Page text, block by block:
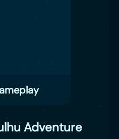
Adventure